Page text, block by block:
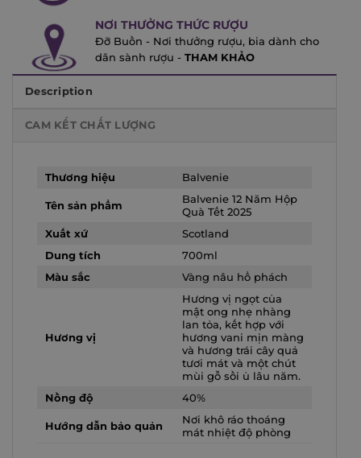
NƠI THƯỞNG THỨC RƯỢU
Đỡ Buồn - Nơi thưởng rượu, bia dành cho
dân sành rượu - THAM KHẢO
Description
CAM KẾT CHẤT LƯỢNG
Thương hiệu Balvenie
Tên sản phẩm
Balvenie 12 Năm Hộp
Quà Tết 2025
Xuất xứ
Scotland
Dung tích
700ml
Màu sắc
Vàng nâu hổ phách
Hương vị
Hương vị ngọt của
mật ong nhẹ nhàng
lan tỏa, kết hợp với
hương vani mịn màng
và hương trái cây quả
tươi mát và một chút
mùi gỗ sồi ủ lâu năm.
Nồng độ
40%
Hướng dẫn bảo quản
Nơi khô ráo thoáng
mát nhiệt độ phòng